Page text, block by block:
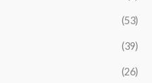
(53)
(39)
(26)